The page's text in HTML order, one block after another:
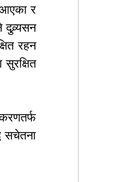
आएका र
रहन
सचेतना